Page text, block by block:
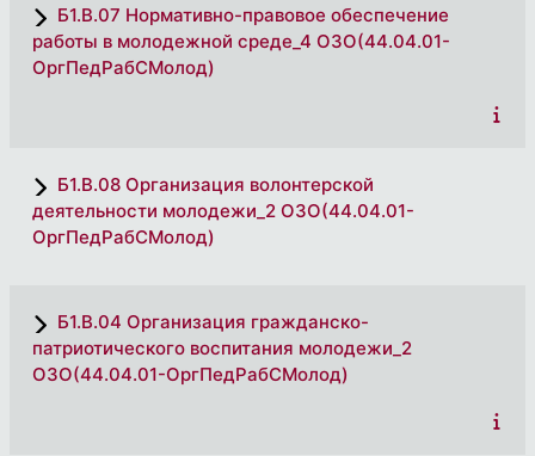
Б1.В.07 Нормативно-правовое обеспечение
работы в молодежной среде_4 ОЗО(44.04.01-
ОргПедРабСМолод)
Б1.В.08 Организация волонтерской
деятельности молодежи_2 ОЗО(44.04.01-
ОргПедРабСМолод)
Б1.В.04 Организация гражданско-
патриотического воспитания молодежи_2
ОЗО(44.04.01-ОргПедРабСМолод)